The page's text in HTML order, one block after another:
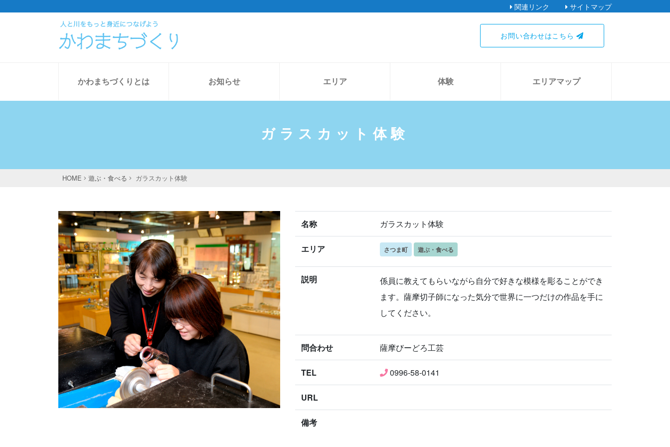
関連リンク サイトマップ
Skip
to
content
お問い合わせはこちら
かわまちづくりとは お知らせ エリア 体験 エリアマップ
ガラスカット体験
HOME 遊ぶ・食べる ガラスカット体験
名称 ガラスカット体験
エリア さつま町 遊ぶ・食べる
説明
係員に教えてもらいながら自分で好きな模様を彫ることができ
ます。薩摩切子師になった気分で世界に一つだけの作品を手に
してください。
問合わせ 薩摩びーどろ工芸
TEL 0996-58-0141
URL
備考